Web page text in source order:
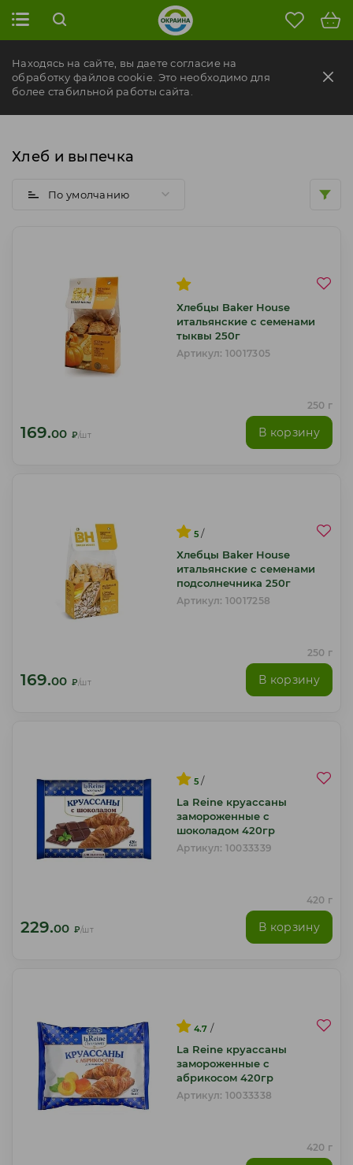
Находясь на сайте, вы даете согласие на
обработку файлов cookie. Это необходимо для
более стабильной работы сайта.
Хлеб и выпечка
По умолчанию
Хлебцы Baker House
итальянские с семенами
тыквы 250г
Артикул: 10017305
250 г
169.00 ₽/шт В корзину
5 /
Хлебцы Baker House
итальянские с семенами
подсолнечника 250г
Артикул: 10017258
250 г
169.00 ₽/шт В корзину
5 /
La Reine круассаны
замороженные с
шоколадом 420гр
Артикул: 10033339
420 г
229.00 ₽/шт В корзину
4.7 /
La Reine круассаны
замороженные с
абрикосом 420гр
Артикул: 10033338
420 г
Фильтры
Формат продукта